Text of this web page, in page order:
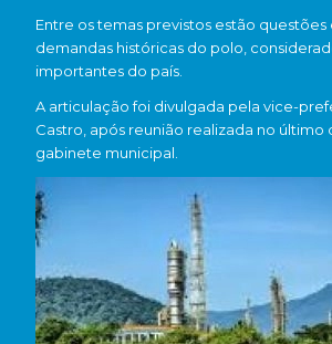
Entre os temas previstos estão questões
demandas históricas do polo,
importantes do país.
A articulação foi divulgada pela vice-
Castro, após reunião realizada no último
gabinete municipal.